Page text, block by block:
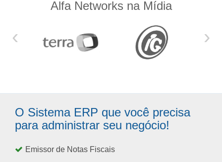
Alfa Networks na Mídia
‹ ›
O Sistema ERP que você precisa
para administrar seu negócio!
Emissor de Notas Fiscais